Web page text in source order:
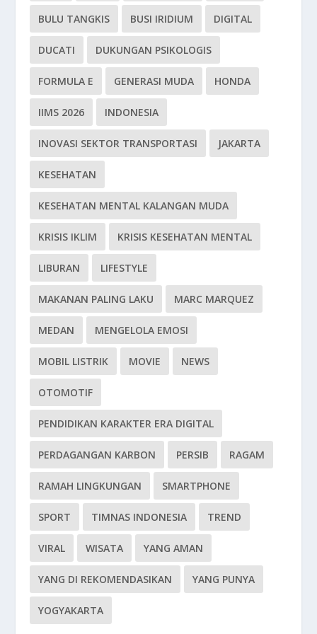
BULU TANGKIS BUSI IRIDIUM DIGITAL
DUCATI DUKUNGAN PSIKOLOGIS
FORMULA E GENERASI MUDA HONDA
IIMS 2026 INDONESIA
INOVASI SEKTOR TRANSPORTASI JAKARTA
KESEHATAN
KESEHATAN MENTAL KALANGAN MUDA
KRISIS IKLIM KRISIS KESEHATAN MENTAL
LIBURAN LIFESTYLE
MAKANAN PALING LAKU MARC MARQUEZ
MEDAN MENGELOLA EMOSI
MOBIL LISTRIK MOVIE NEWS
OTOMOTIF
PENDIDIKAN KARAKTER ERA DIGITAL
PERDAGANGAN KARBON PERSIB RAGAM
RAMAH LINGKUNGAN SMARTPHONE
SPORT TIMNAS INDONESIA TREND
VIRAL WISATA YANG AMAN
YANG DI REKOMENDASIKAN YANG PUNYA
YOGYAKARTA